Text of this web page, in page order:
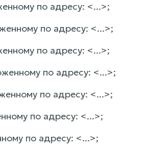
по адресу: <...>;
по адресу: <...>;
по адресу: <...>;
по адресу: <...>;
по адресу: <...>;
по адресу: <...>;
по адресу: <...>;